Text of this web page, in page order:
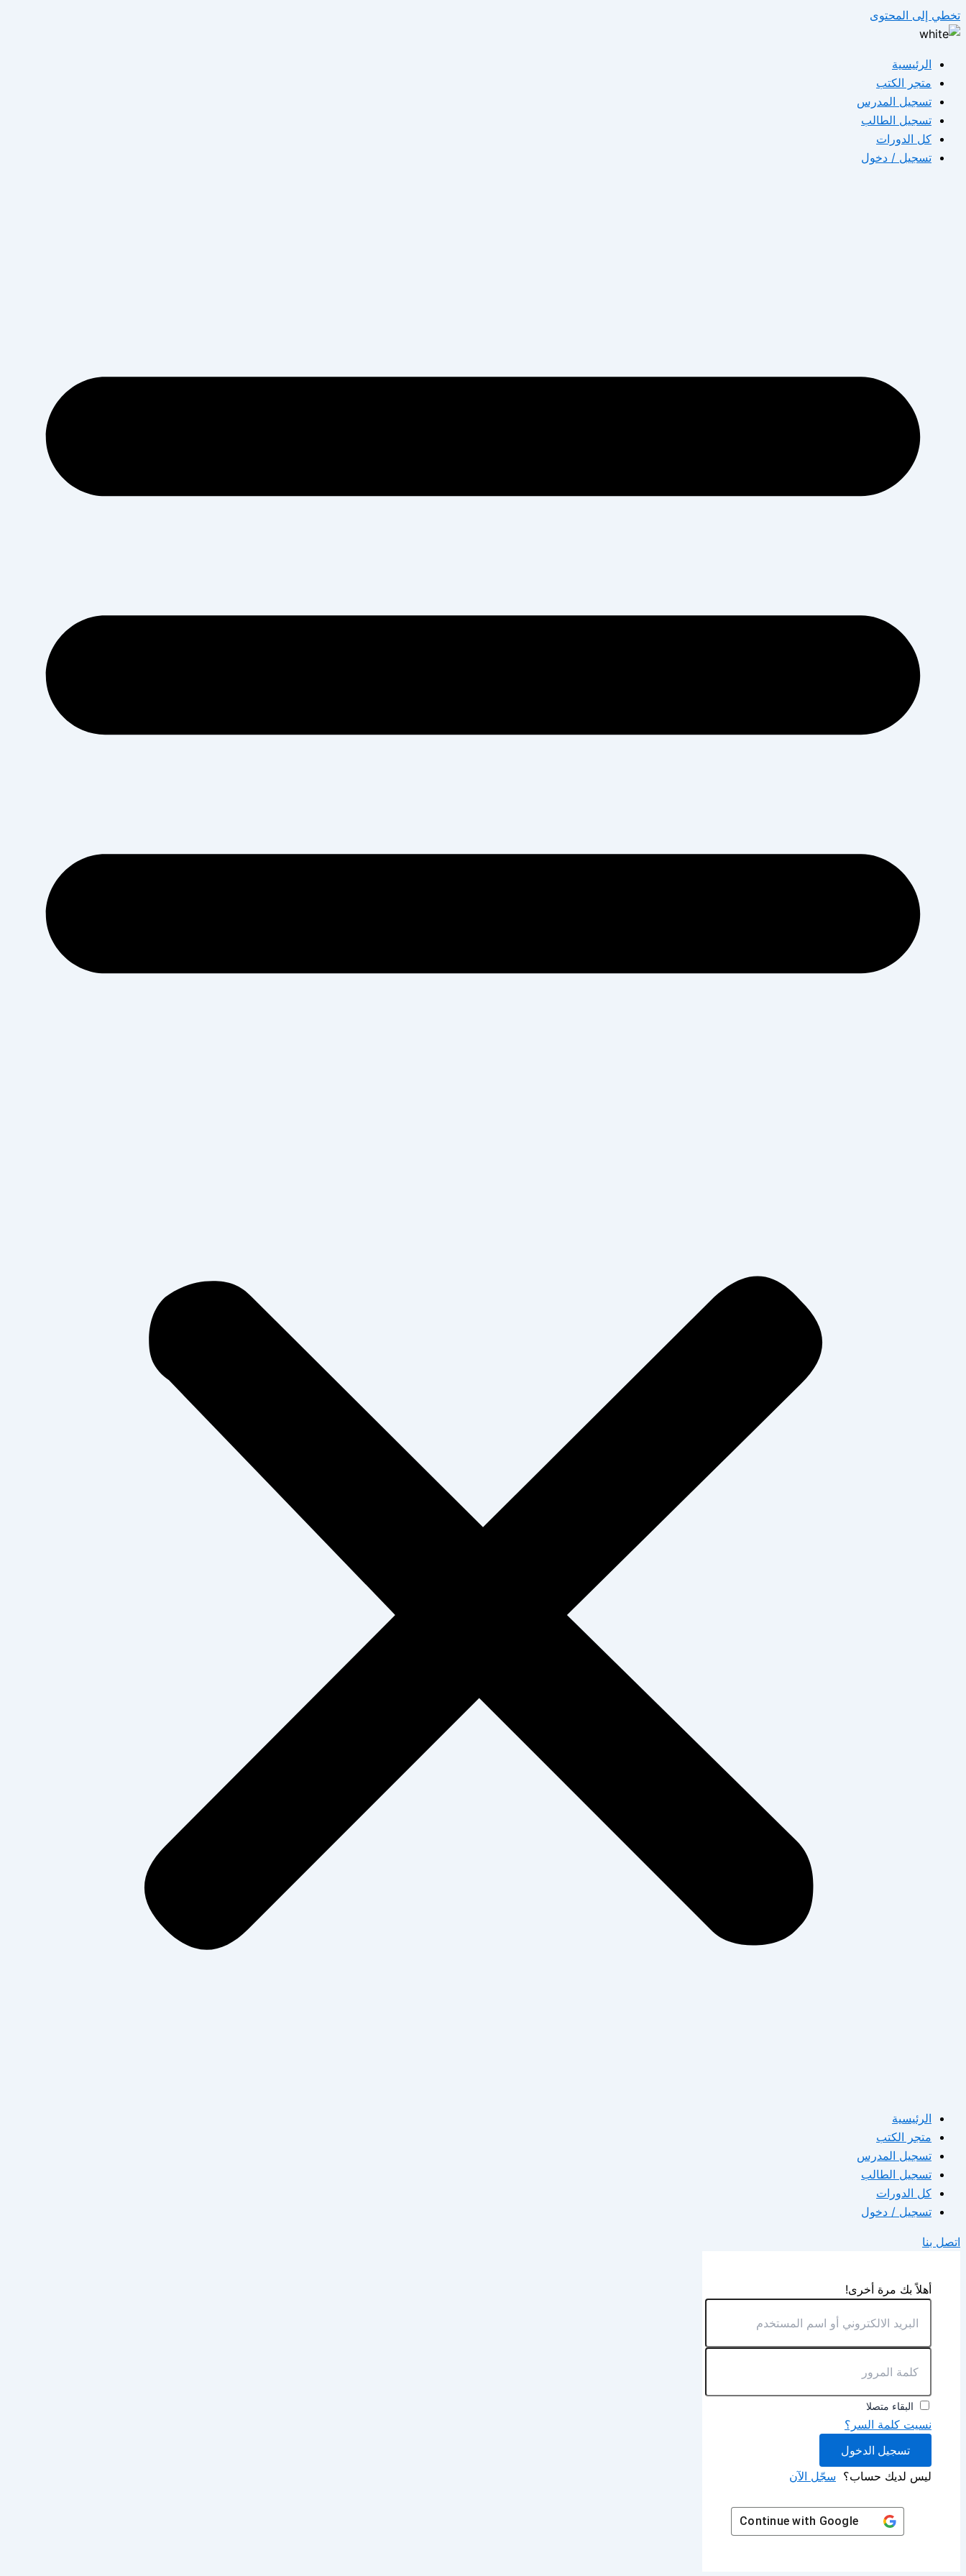
تخطي إلى المحتوى
الرئيسية
متجر الكتب
تسجيل المدرس
تسجيل الطالب
كل الدورات
تسجيل / دخول
الرئيسية
متجر الكتب
تسجيل المدرس
تسجيل الطالب
كل الدورات
تسجيل / دخول
اتصل بنا
أهلاً بك مرة أخرى!
البقاء متصلا
نسيت كلمة السر؟
تسجيل الدخول
ليس لديك حساب؟ سجّل الآن
Continue with Google